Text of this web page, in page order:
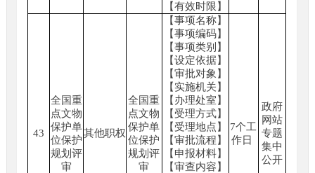
【有效时限】
43
全国重
点文物
保护单
位保护
规划评
审
其他职权
全国重
点文物
保护单
位保护
规划评
审
【事项名称】
【事项编码】
【事项类别】
【设定依据】
【审批对象】
【实施机关】
【办理处室】
【受理方式】
【受理地点】
【审批流程】
【申报材料】
【审查内容】
7个工
作日
政府
网站
专题
集中
公开